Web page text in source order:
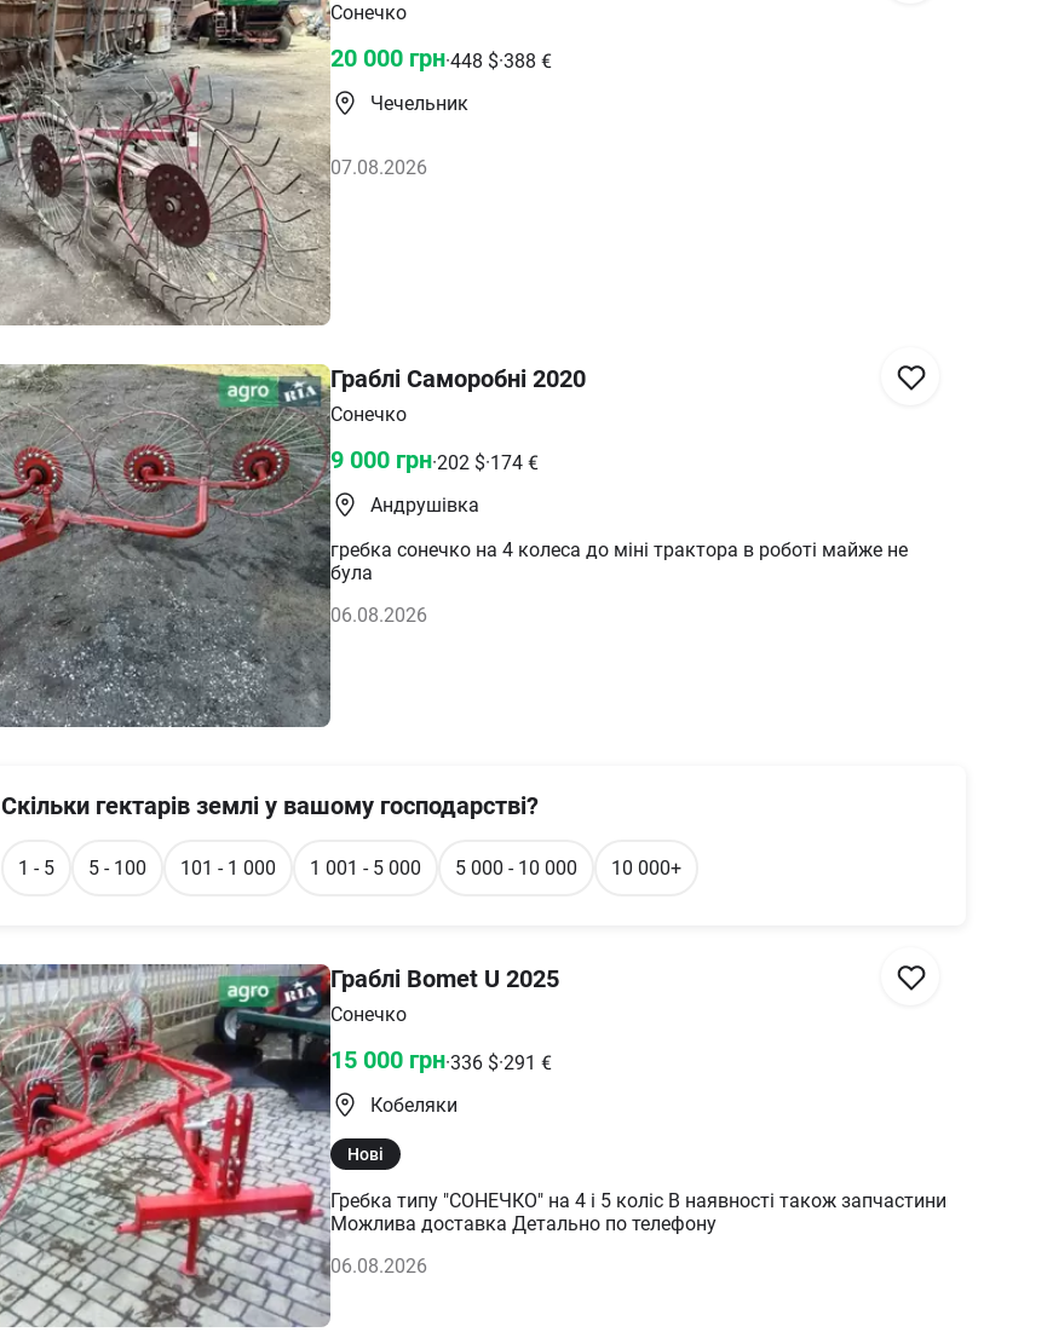
Сонечко
20 000 грн·448 $·388 €
Чечельник
07.08.2026
Граблі Саморобні 2020
Сонечко
9 000 грн·202 $·174 €
Андрушівка
гребка сонечко на 4 колеса до міні трактора в роботі майже не
була
06.08.2026
Граблі Bomet U 2025
Сонечко
15 000 грн·336 $·291 €
Кобеляки
Нові
Гребка типу "СОНЕЧКО" на 4 і 5 коліс В наявності також запчастини
Можлива доставка Детально по телефону
06.08.2026
Скільки гектарів землі у вашому господарстві?
1 - 5 5 - 100 101 - 1 000 1 001 - 5 000 5 000 - 10 000 10 000+